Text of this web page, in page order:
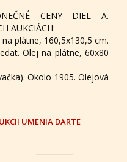
CENY DIEL A.
AUKCIÁCH:
plátne, 160,5x130,5 cm.
Olej na plátne, 60x80
Okolo 1905. Olejová
UMENIA DARTE